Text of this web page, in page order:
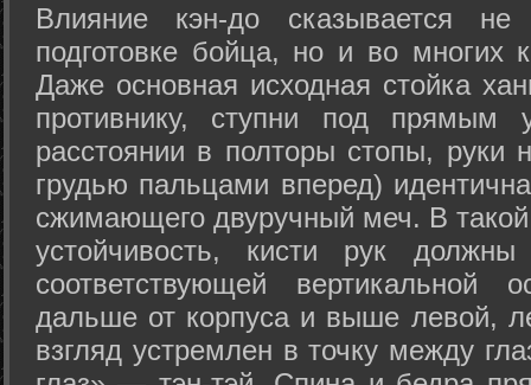
Влияние кэн-до сказывается не
подготовке бойца, но и во многих
Даже основная исходная стойка
противнику, ступни под прямым
расстоянии в полторы стопы, руки
грудью пальцами вперед)
сжимающего двуручный меч. В
устойчивость, кисти рук
соответствующей
дальше от корпуса и выше левой,
взгляд устремлен в точку между